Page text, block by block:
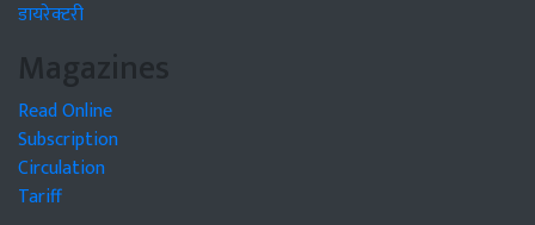
डायरेक्टरी
Magazines
Read Online
Subscription
Circulation
Tariff